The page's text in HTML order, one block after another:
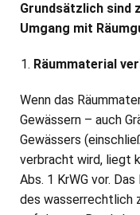
Grundsätzlich sind
Umgang mit
Räummaterial
Wenn das
Gewässern – auch
Gewässers
verbracht wird, liegt
Abs. 1 KrWG vor.
des wasserrechtlich